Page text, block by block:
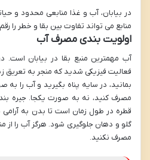
در بیابان، آب و غذا منابعی محدود و
منابع می تواند تفاوت بین بقا و خطر را
اولویت بندی مصرف آب
آب مهمترین منبع بقا در بیابان است.
فعالیت فیزیکی شدید که منجر به تعریق
بمانید، در سایه پناه بگیرید و آب را
مصرف کنید، نه به صورت یکجا. جیره
قطره در طول زمان است تا بدن به
گلو و دهان جلوگیری شود. هرگز آب را از
مصرف نکنید.